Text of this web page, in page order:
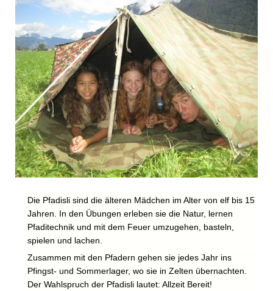
Die Pfadisli sind die älteren Mädchen im Alter von elf bis 15
Jahren. In den Übungen erleben sie die Natur, lernen
Pfaditechnik und mit dem Feuer umzugehen, basteln,
spielen und lachen.
Zusammen mit den Pfadern gehen sie jedes Jahr ins
Pfingst- und Sommerlager, wo sie in Zelten übernachten.
Der Wahlspruch der Pfadisli lautet: Allzeit Bereit!